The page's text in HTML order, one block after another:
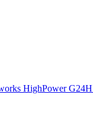
HighPower